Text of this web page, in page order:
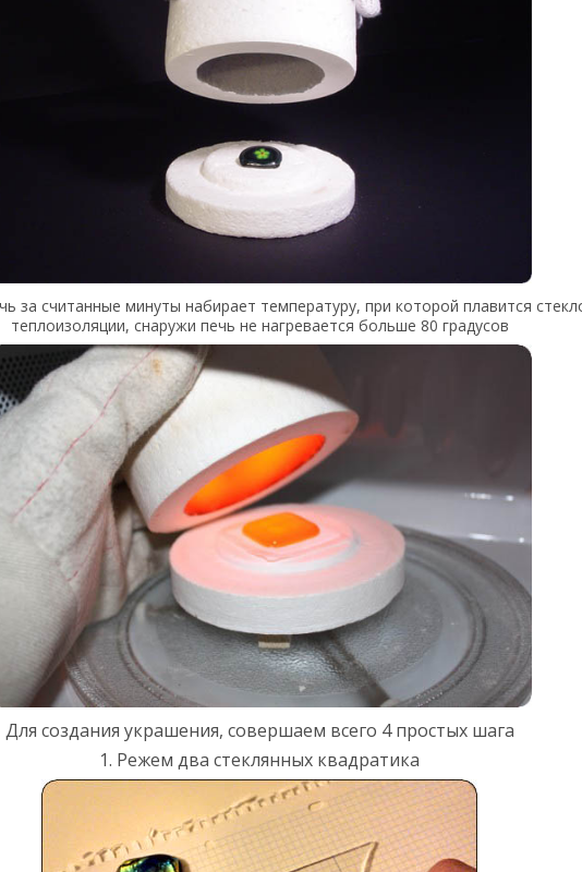
за считанные минуты набирает температуру, при которой плавится
теплоизоляции, снаружи печь не нагревается больше 80 градусов
Для создания украшения, совершаем всего 4простых шага
1. Режем два стеклянных квадратика